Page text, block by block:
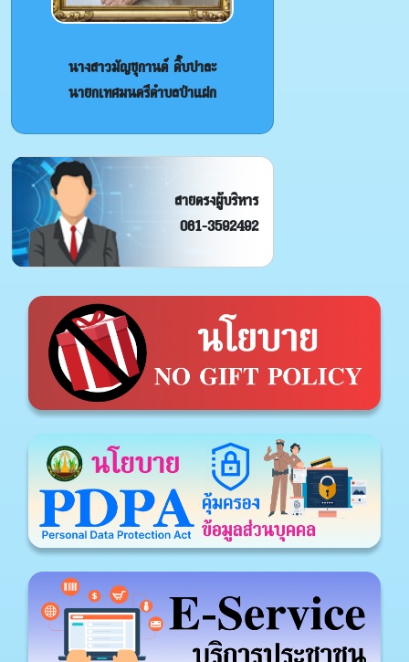
นางสาวมัญชุกานต์ ติ๊บปาละ
นายกเทศมนตรีตำบลป่าแฝก
สายตรงผู้บริหาร
061-3592492